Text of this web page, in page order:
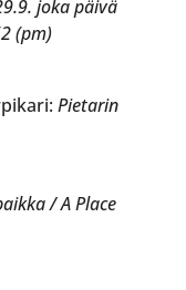
joka päivä
(pm)
Pietarin
/ A Place